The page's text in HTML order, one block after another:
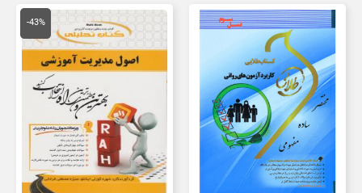
-43%
قیمت
اصلی
150,000 تومان
بود.
قیمت
فعلی
است.